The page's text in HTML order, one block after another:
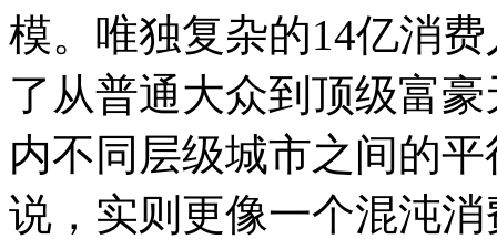
模。唯独复杂的14亿消
了从普通大众到顶级富
内不同层级城市之间的
说，实则更像一个混沌